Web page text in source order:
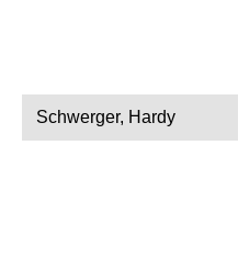
Schwerger, Hardy